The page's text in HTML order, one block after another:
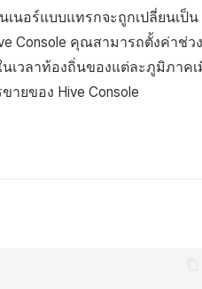
เนอร์แบบแทรกจะถูกเปลี่ยนเป็น
Console คุณสามารถตั้งค่าช่วง
เวลาท้องถิ่นของแต่ละภูมิภาคเ
ายของ Hive Console